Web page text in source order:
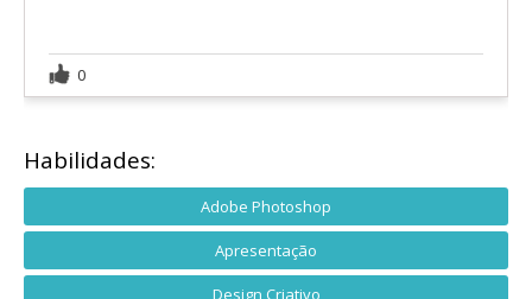
0
Habilidades:
Adobe Photoshop
Apresentação
Design Criativo